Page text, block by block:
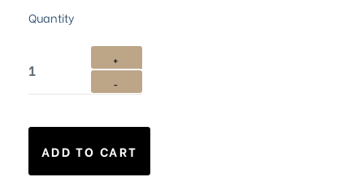
Quantity
ADD TO CART